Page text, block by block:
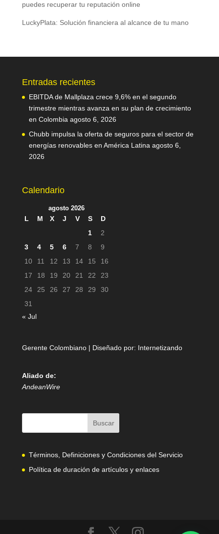
puedes recuperar tu reputación online
LuckyPlata: Solución financiera al alcance de tu mano
Entradas recientes
EBITDA de Mallplaza crece 9,6% en el segundo
trimestre mientras avanza en su plan de crecimiento
en Colombia agosto 6, 2026
Chubb impulsa la oferta de seguros para el sector de
energías renovables en América Latina agosto 6,
2026
Calendario
agosto 2026
L M X J V S
D
1
2
3
4 5 6 7 8
9
10
11 12 13 14 15
16
17
18 19 20 21 22
23
24
25 26 27 28 29
30
31
« Jul
Gerente Colombiano | Diseñado por: Internetizando
Aliado de:
AndeanWire
Términos, Definiciones y Condiciones del Servicio
Política de duración de artículos y enlaces